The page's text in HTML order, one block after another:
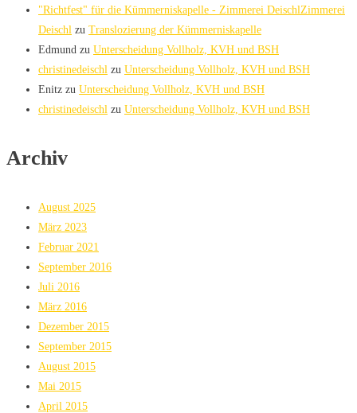
"Richtfest" für die Kümmerniskapelle - Zimmerei DeischlZimmerei
Deischl zu Translozierung der Kümmerniskapelle
Edmund zu Unterscheidung Vollholz, KVH und BSH
christinedeischl zu Unterscheidung Vollholz, KVH und BSH
Enitz zu Unterscheidung Vollholz, KVH und BSH
christinedeischl zu Unterscheidung Vollholz, KVH und BSH
Archiv
August 2025
März 2023
Februar 2021
September 2016
Juli 2016
März 2016
Dezember 2015
September 2015
August 2015
Mai 2015
April 2015